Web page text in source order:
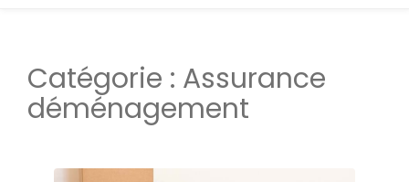
Catégorie : Assurance
déménagement